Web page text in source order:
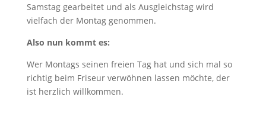
Samstag gearbeitet und als Ausgleichstag wird
vielfach der Montag genommen.
Also nun kommt es:
Wer Montags seinen freien Tag hat und sich mal so
richtig beim Friseur verwöhnen lassen möchte, der
ist herzlich willkommen.